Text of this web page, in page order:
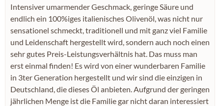
Intensiver umarmender Geschmack, geringe Säure und
endlich ein 100%iges italienisches Olivenöl, was nicht nur
sensationel schmeckt, traditionell und mit ganz viel Familie
und Leidenschaft hergestellt wird, sondern auch noch einen
sehr gutes Preis-Leistungsverhältnis hat. Das muss man
erst einmal finden! Es wird von einer wunderbaren Familie
in 3ter Generation hergestellt und wir sind die einzigen in
Deutschland, die dieses Öl anbieten. Aufgrund der geringen
jährlichen Menge ist die Familie gar nicht daran interessiert